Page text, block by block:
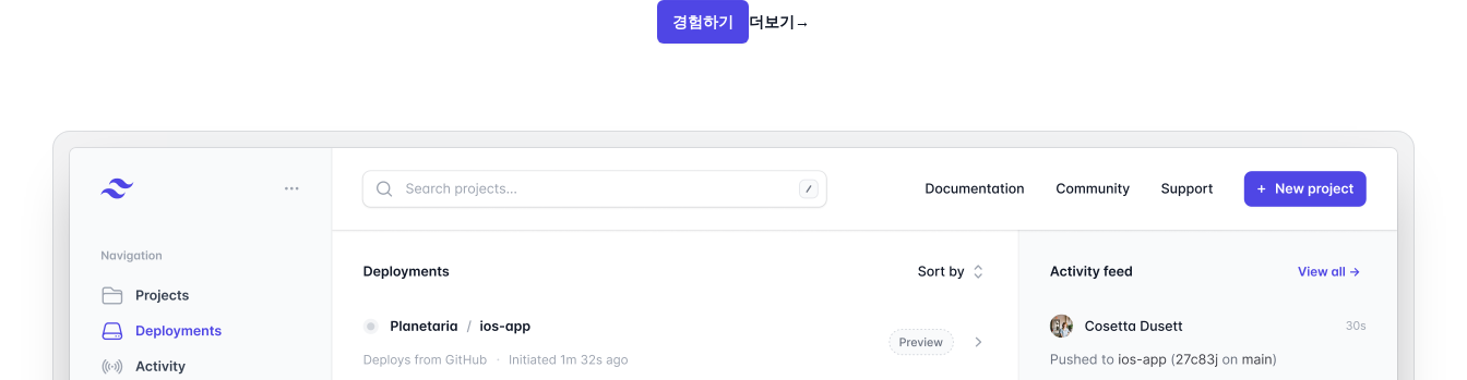
경험하기 더보기→